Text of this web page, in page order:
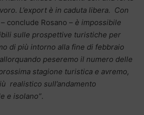
L’export è in caduta libera. Con
– conclude Rosano – è impossibile
sulle prospettive turistiche per
di più intorno alla fine di febbraio
peseremo il numero delle
stagione turistica e avremo,
realistico sull’andamento
e isolano”.